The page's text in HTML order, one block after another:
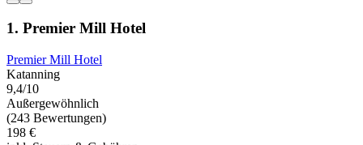
1. Premier Mill Hotel
Premier Mill Hotel
Katanning
9,4/10
Außergewöhnlich
(243 Bewertungen)
198 €